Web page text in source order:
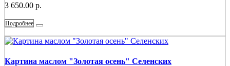
3 650.00 р.
Подробнее
Картина маслом "Золотая осень" Селенских